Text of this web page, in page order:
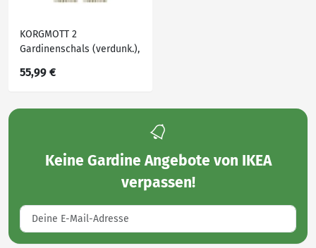
KORGMOTT 2
Gardinenschals (verdunk.),
145x250 cm
55,99 €
Keine Gardine Angebote von IKEA
verpassen!